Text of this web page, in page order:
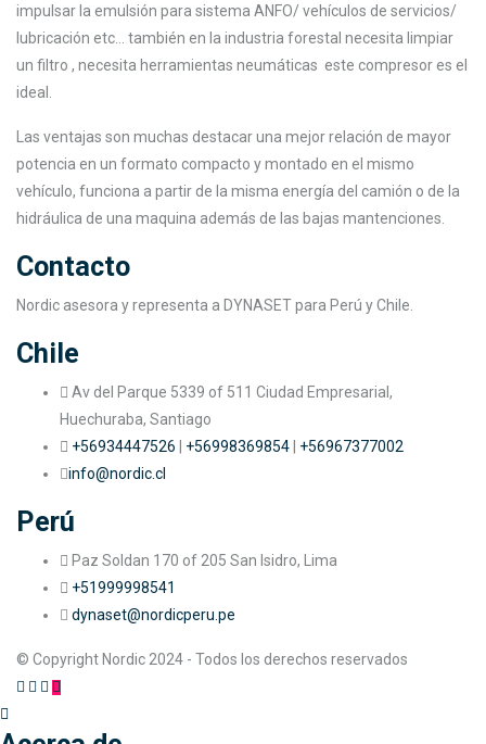
impulsar la emulsión para sistema ANFO/ vehículos de servicios/
lubricación etc… también en la industria forestal necesita limpiar
un filtro , necesita herramientas neumáticas este compresor es el
ideal.
Las ventajas son muchas destacar una mejor relación de mayor
potencia en un formato compacto y montado en el mismo
vehículo, funciona a partir de la misma energía del camión o de la
hidráulica de una maquina además de las bajas mantenciones.
Contacto
Nordic asesora y representa a DYNASET para Perú y Chile.
Chile
Av del Parque 5339 of 511 Ciudad Empresarial,
Huechuraba, Santiago
+56934447526 | +56998369854| +56967377002
info@nordic.cl
Perú
Paz Soldan 170 of 205 San Isidro, Lima
+51999998541
dynaset@nordicperu.pe
© Copyright Nordic 2024 - Todos los derechos reservados